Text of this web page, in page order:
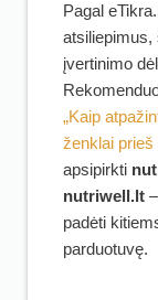
Pagal
atsiliepimus,
įvertinimo dėl
„Kaip
ženklai prieš
apsipirkti
nutriwell.lt
padėti
parduotuvę.